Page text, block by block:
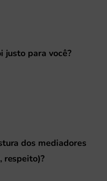
justo para você?
dos mediadores
respeito)?